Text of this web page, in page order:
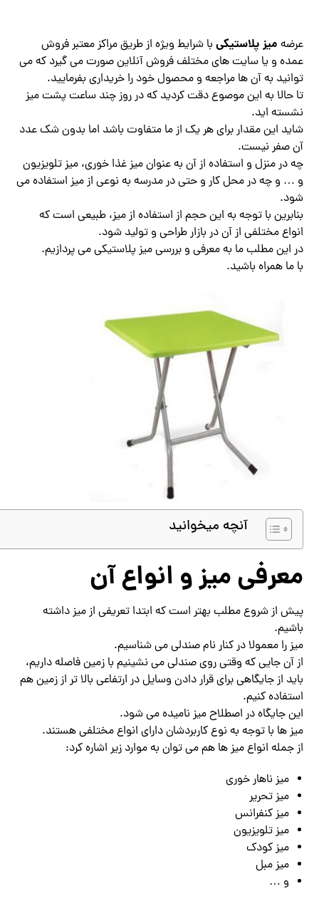
عرضه میز پلاستیکی با شرایط ویژه از طریق مراکز معتبر فروش
عمده و یا سایت های مختلف فروش آنلاین صورت می گیرد که می
توانید به آن ها مراجعه و محصول خود را خریداری بفرمایید.
تا حالا به این موصوع دقت کردید که در روز چند ساعت پشت میز
نشسته اید.
شاید این مقدار برای هر یک از ما متفاوت باشد اما بدون شک عدد
آن صفر نیست.
چه در منزل و استفاده از آن به عنوان میز غذا خوری، میز تلویزیون
و … و چه در محل کار و حتی در مدرسه به نوعی از میز استفاده می
شود.
بنابرین با توجه به این حجم از استفاده از میز، طبیعی است که
انواع مختلفی از آن در بازار طراحی و تولید شود.
در این مطلب ما به معرفی و بررسی میز پلاستیکی می پردازیم.
با ما همراه باشید.
آنچه میخوانید
معرفی میز و انواع آن
پیش از شروع مطلب بهتر است که ابتدا تعریفی از میز داشته
باشیم.
میز را معمولا در کنار نام صندلی می شناسیم.
از آن جایی که وقتی روی صندلی می نشینیم با زمین فاصله داریم،
باید از جایگاهی برای قرار دادن وسایل در ارتفاعی بالا تر از زمین هم
استفاده کنیم.
این جایگاه در اصطلاح میز نامیده می شود.
میز ها با توجه به نوع کاربردشان دارای انواع مختلفی هستند.
از جمله انواع میز ها هم می توان به موارد زیر اشاره کرد:
میز ناهار خوری
میز تحریر
میز کنفرانس
میز تلویزیون
میز کودک
میز مبل
و …